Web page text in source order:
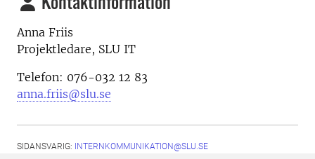
Anna Friis
Projektledare, SLU IT
Telefon: 076-032 12 83
anna.friis@slu.se
SIDANSVARIG: INTERNKOMMUNIKATION@SLU.SE